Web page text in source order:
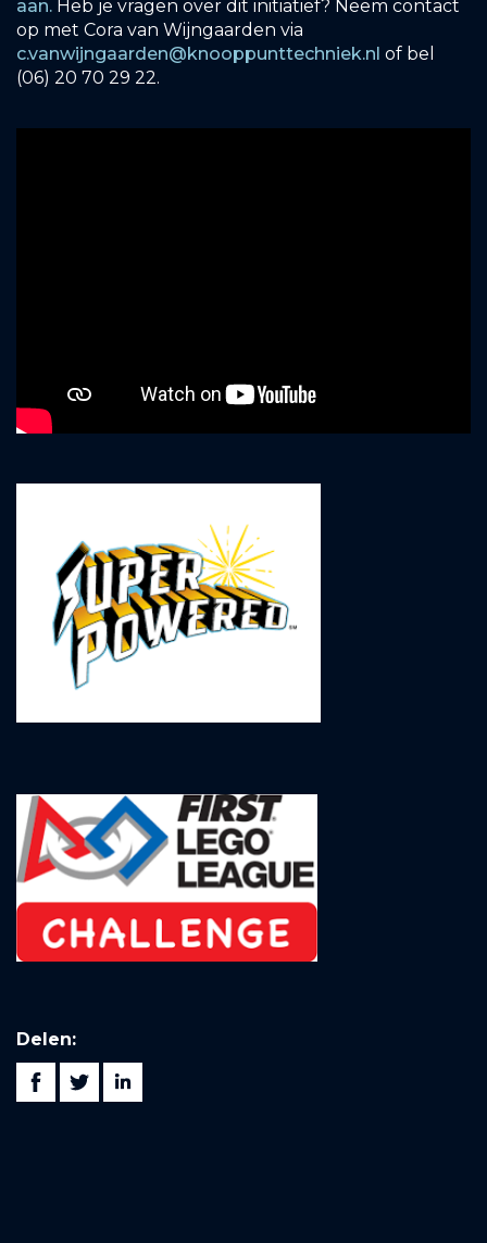
aan. Heb je vragen over dit initiatief? Neem contact
op met Cora van Wijngaarden via
c.vanwijngaarden@knooppunttechniek.nl of bel
(06) 20 70 29 22.
Delen: